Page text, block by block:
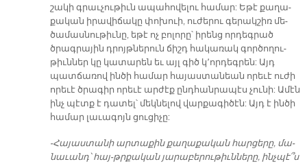
շա­կի գրաւ­չու­թիւն ա­պա­հո­վե­լու հա­մար: Ե­թէ քա­ղա­
քա­կան ի­րա­վի­ճա­կը փո­խուի, ու­ժե­րու գե­րակ­շիռ մե­
ծա­մաս­նու­թիւ­նը, ե­թէ ոչ բո­լո­րը՝ ի­րենց որ­դեգ­րած
ծրագ­րա­յին դրոյթ­նե­րուն ճիշդ հա­կա­ռակ գոր­ծո­ղու­
թիւն­ներ կը կա­տա­րեն եւ այլ գիծ կ­­՚որ­դեգ­րեն: Այդ
պատ­ճա­ռով ին­ծի հա­մար հա­յաս­տա­նեան ո­րե­ւէ ու­ժի
ո­րե­ւէ ծրա­գիր ո­րե­ւէ ար­ժէք ընդ­հան­րա­պէս չու­նի: Ա­մէն
ինչ պէտք է դա­տել՝ մեկ­նե­լով վար­քա­գի­ծէն: Այդ է ին­ծի
հա­մար լա­ւա­գոյն ցու­ցի­չը:
-Հա­յաս­տա­նի ար­տա­քին քա­ղա­քա­կան հար­ցե­րը, մա­
նա­ւանդ՝ հայ-թր­­քա­կան յա­րա­բե­րու­թիւն­նե­րը, ինչ­պէ՞ս